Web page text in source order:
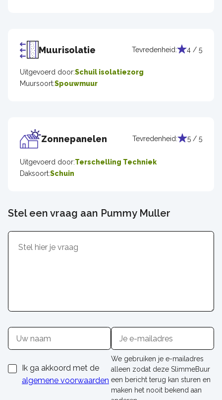
Muurisolatie Tevredenheid: 4 / 5
Uitgevoerd door:Schuil isolatiezorg
Muursoort:Spouwmuur
Zonnepanelen Tevredenheid: 5 / 5
Uitgevoerd door:Terschelling Techniek
Daksoort:Schuin
Stel een vraag aan Pummy Muller
Inhoud
Naam
Ik ga akkoord met de
algemene voorwaarden
E-
mailadres
We gebruiken je e-mailadres
alleen zodat deze SlimmeBuur
een bericht terug kan sturen en
maken het nooit bekend aan